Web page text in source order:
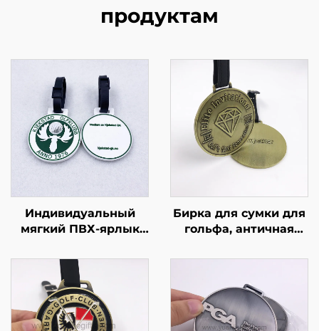
продуктам
Индивидуальный
мягкий ПВХ-ярлык
гольфа с тисненым
логотипом,
силиконовый ярлык
для сумки для
гольфа
Бирка для сумки для
гольфа, античная
металлическая бирка
с логотипом клуба,
полиэтиленовый
пакет, сплав цинка,